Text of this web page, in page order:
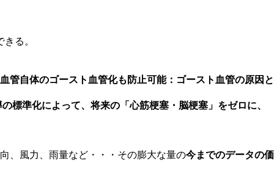
る。
管自体のゴースト血管化も防止可能：ゴースト血管の原因と
標準化によって、将来の「心筋梗塞・脳梗塞」をゼロに、
、風力、雨量など・・・その膨大な量の今までのデータの価